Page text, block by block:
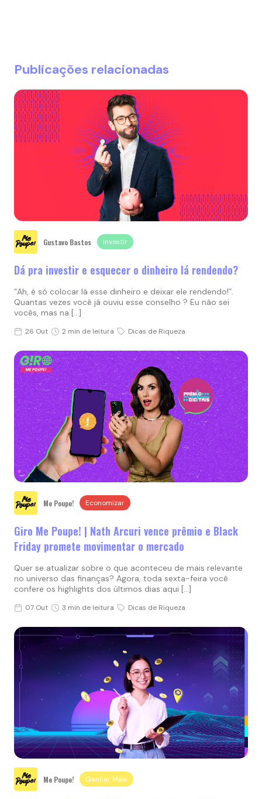
Publicações relacionadas
Gustavo Bastos Investir
Dá pra investir e esquecer o dinheiro lá rendendo?
“Ah, é só colocar lá esse dinheiro e deixar ele rendendo!”.
Quantas vezes você já ouviu esse conselho ? Eu não sei
vocês, mas na […]
26 Out 2 min de leitura Dicas de Riqueza
Me Poupe! Economizar
Giro Me Poupe! | Nath Arcuri vence prêmio e Black
Friday promete movimentar o mercado
Quer se atualizar sobre o que aconteceu de mais relevante
no universo das finanças? Agora, toda sexta-feira você
confere os highlights dos últimos dias aqui […]
07 Out 3 min de leitura Dicas de Riqueza
Me Poupe! Ganhar Mais